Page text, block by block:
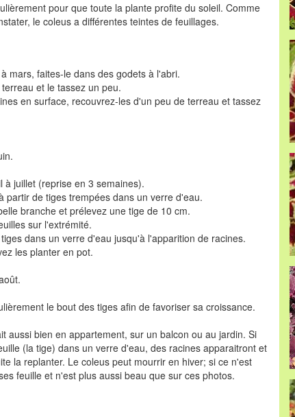
pour que toute la plante profite du soleil. Comme
le coleus a différentes teintes de feuillages.
mars, faites-le dans des godets à l'abri.
et le tassez un peu.
en surface, recouvrez-les d'un peu de terreau et tassez
à juillet (reprise en 3 semaines).
partir de tiges trempées dans un verre d'eau.
branche et prélevez une tige de 10 cm.
sur l'extrémité.
dans un verre d'eau jusqu'à l'apparition de racines.
les planter en pot.
le bout des tiges afin de favoriser sa croissance.
aussi bien en appartement, sur un balcon ou au jardin. Si
(la tige) dans un verre d'eau, des racines apparaitront et
la replanter. Le coleus peut mourrir en hiver; si ce n'est
feuille et n'est plus aussi beau que sur ces photos.